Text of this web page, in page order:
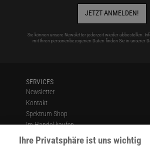
JETZT ANMELDEN!
Sie können unsere Newsletter jederzeit wieder abbestellen.
mit Ihren personenbezogenen Daten finden Sie in unserer
SERVICES
Newsletter
Kontakt
Spektrum Shop
Im Handel kaufen
Presse
Verträge kündigen
Ihre Privatsphäre ist uns wichtig